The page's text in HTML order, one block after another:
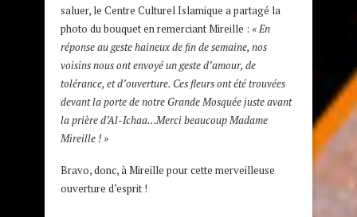
saluer, le Centre Culturel Islamique a partagé la
photo du bouquet en remerciant Mireille : « En
réponse au geste haineux de fin de semaine, nos
voisins nous ont envoyé un geste d’amour, de
tolérance, et d’ouverture. Ces fleurs ont été trouvées
devant la porte de notre Grande Mosquée juste avant
la prière d’Al-Ichaa…Merci beaucoup Madame
Mireille ! »
Bravo, donc, à Mireille pour cette merveilleuse
ouverture d’esprit !